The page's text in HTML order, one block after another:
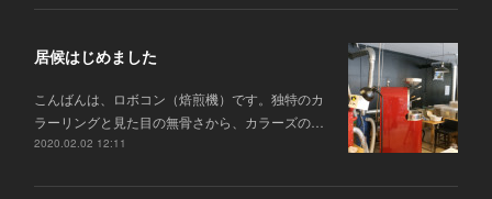
居候はじめました
こんばんは、ロボコン（焙煎機）です。独特のカ
ラーリングと見た目の無骨さから、カラーズの…
2020.02.02 12:11